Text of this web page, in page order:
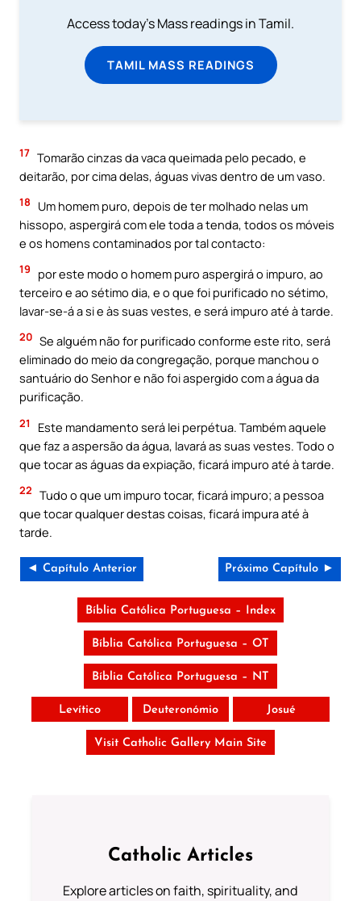
Access today's Mass readings in Tamil.
TAMIL MASS READINGS
17 Tomarão cinzas da vaca queimada pelo pecado, e
deitarão, por cima delas, águas vivas dentro de um vaso.
18
Um homem puro, depois de ter molhado nelas um
hissopo, aspergirá com ele toda a tenda, todos os móveis
e os homens contaminados por tal contacto:
19
por este modo o homem puro aspergirá o impuro, ao
terceiro e ao sétimo dia, e o que foi purificado no sétimo,
lavar-se-á a si e às suas vestes, e será impuro até à tarde.
20 Se alguém não for purificado conforme este rito, será
eliminado do meio da congregação, porque manchou o
santuário do Senhor e não foi aspergido com a água da
purificação.
21
Este mandamento será lei perpétua. Também aquele
que faz a aspersão da água, lavará as suas vestes. Todo o
que tocar as águas da expiação, ficará impuro até à tarde.
22 Tudo o que um impuro tocar, ficará impuro; a pessoa
que tocar qualquer destas coisas, ficará impura até à
tarde.
◄ Capítulo Anterior Próximo Capítulo ►
Bíblia Católica Portuguesa – Index
Bíblia Católica Portuguesa – OT
Bíblia Católica Portuguesa – NT
Levítico Deuteronómio Josué
Visit Catholic Gallery Main Site
Catholic Articles
Explore articles on faith, spirituality, and